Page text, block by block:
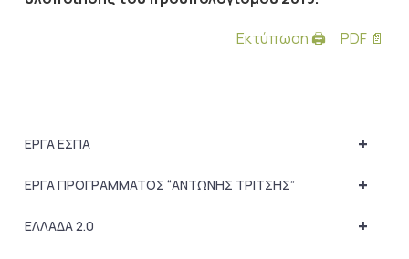
Εκτύπωση 🖨
PDF 📄
+
ΕΡΓΑ ΕΣΠΑ
+
ΕΡΓΑ ΠΡΟΓΡΑΜΜΑΤΟΣ “ΑΝΤΩΝΗΣ ΤΡΙΤΣΗΣ”
+
ΕΛΛΑΔΑ 2.0